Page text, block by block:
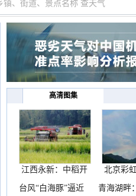
高清图集
江西永新：中稻开
镰抢
北京彩
台风“白海豚”逼近
青海湖畔